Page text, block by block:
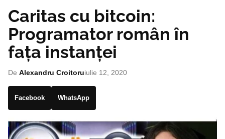
Caritas cu bitcoin:
Programator român în
fața instanței
De Alexandru Croitoruiulie 12, 2020
Facebook WhatsApp